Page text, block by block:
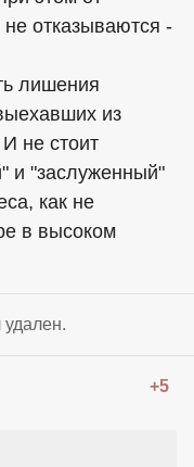
отказываются -
лишения
из
не стоит
и "заслуженный"
как не
в высоком
+5